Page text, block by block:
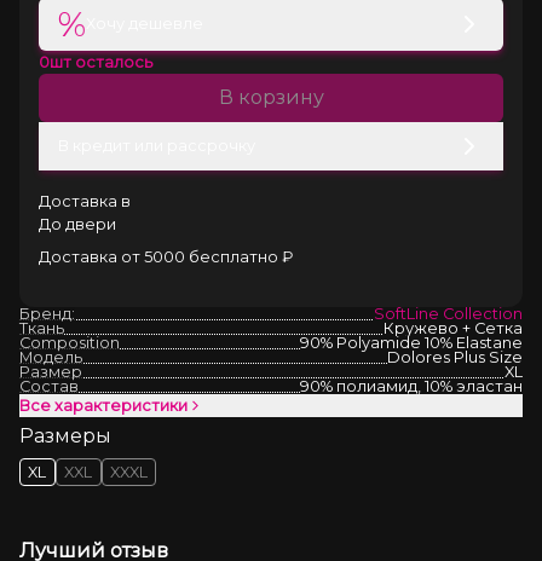
%
0шт осталось
В корзину
Доставка в
До двери
Доставка от 5000 бесплатно ₽
Бренд:
SoftLine Collection
Ткань
Кружево + Сетка
Composition
90% Polyamide 10% Elastane
Модель
Dolores Plus Size
Размер
XL
Состав
90% полиамид, 10% эластан
Все характеристики
Размеры
XL XXL XXXL
Лучший отзыв